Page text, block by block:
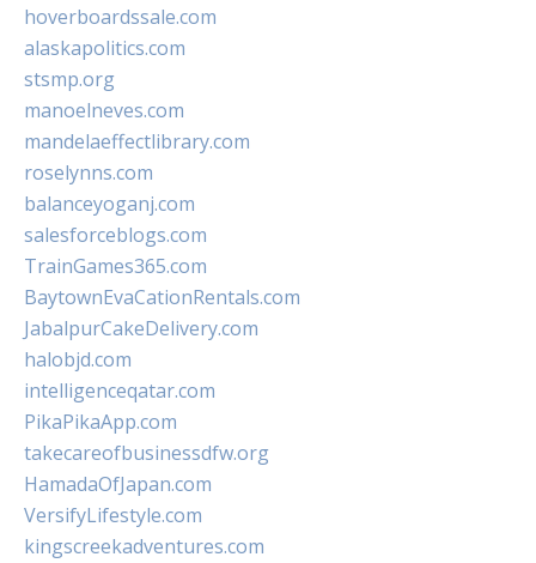
hoverboardssale.com
alaskapolitics.com
stsmp.org
manoelneves.com
mandelaeffectlibrary.com
roselynns.com
balanceyoganj.com
salesforceblogs.com
TrainGames365.com
BaytownEvaCationRentals.com
JabalpurCakeDelivery.com
halobjd.com
intelligenceqatar.com
PikaPikaApp.com
takecareofbusinessdfw.org
HamadaOfJapan.com
VersifyLifestyle.com
kingscreekadventures.com